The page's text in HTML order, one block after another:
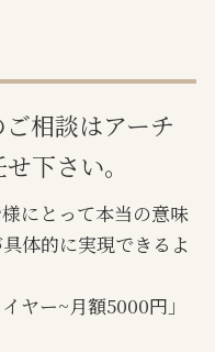
相談はアーチ
下さい。
にとって本当の意味
体的に実現できるよ
ヤー~月額5000円」